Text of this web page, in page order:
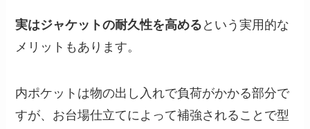
実はジャケットの耐久性を高める という実用的な
メリットもあります。
内ポケットは物の出し入れで負荷がかかる部分で
すが、お台場仕立てによって補強されることで型